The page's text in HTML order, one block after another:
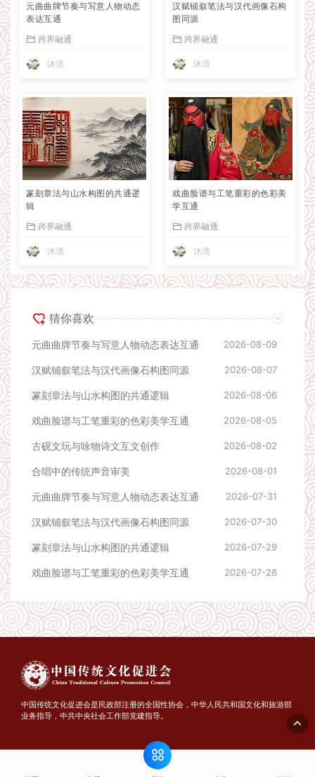
元曲曲牌节奏与写意人物动态
表达互通
跨界融通
沐清
汉赋铺叙笔法与汉代画像石构
图同源
跨界融通
沐清
篆刻章法与山水构图的共通逻
辑
跨界融通
沐清
戏曲脸谱与工笔重彩的色彩美
学互通
跨界融通
沐清
猜你喜欢
元曲曲牌节奏与写意人物动态表达互通 2026-08-09
汉赋铺叙笔法与汉代画像石构图同源 2026-08-07
篆刻章法与山水构图的共通逻辑 2026-08-06
戏曲脸谱与工笔重彩的色彩美学互通 2026-08-05
古砚文玩与咏物诗文互文创作 2026-08-02
合唱中的传统声音审美 2026-08-01
元曲曲牌节奏与写意人物动态表达互通 2026-07-31
汉赋铺叙笔法与汉代画像石构图同源 2026-07-30
篆刻章法与山水构图的共通逻辑 2026-07-29
戏曲脸谱与工笔重彩的色彩美学互通 2026-07-28
中国传统文化促进会是民政部注册的全国性协会，中华人民共和国文化和旅游部
业务指导，中共中央社会工作部党建指导。
© 2026 中国传统文化促进会 - TCPC.ORG.CN. All rights reserved
京ICP备14044499号-1